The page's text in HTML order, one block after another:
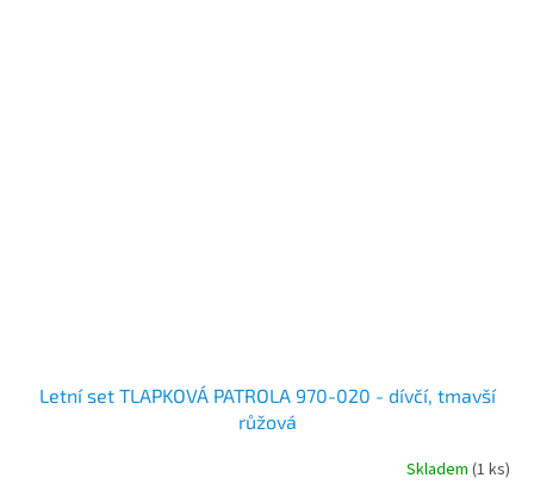
Letní set TLAPKOVÁ PATROLA 970-020 - dívčí, tmavší
růžová
Skladem (1 ks)